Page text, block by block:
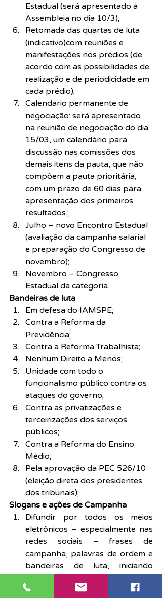
Estadual (será apresentado à
Assembleia no dia 10/3);
Retomada das quartas de luta
(indicativo)com reuniões e
manifestações nos prédios (de
acordo com as possibilidades de
realização e de periodicidade em
cada prédio);
Calendário permanente de
negociação: será apresentado
na reunião de negociação do dia
15/03, um calendário para
discussão nas comissões dos
demais itens da pauta, que não
compõem a pauta prioritária,
com um prazo de 60 dias para
apresentação dos primeiros
resultados.;
Julho – novo Encontro Estadual
(avaliação da campanha salarial
e preparação do Congresso de
novembro);
Novembro – Congresso
Estadual da categoria.
Bandeiras de luta
Em defesa do IAMSPE;
Contra a Reforma da
Previdência;
Contra a Reforma Trabalhista;
Nenhum Direito a Menos;
Unidade com todo o
funcionalismo público contra os
ataques do governo;
Contra as privatizações e
terceirizações dos serviços
públicos;
Contra a Reforma do Ensino
Médio;
Pela aprovação da PEC 526/10
(eleição direta dos presidentes
dos tribunais);
Slogans e ações de Campanha
Difundir por todos os meios
eletrônicos – especialmente nas
redes sociais – frases de
campanha, palavras de ordem e
bandeiras de luta, iniciando
sempre com hashtag +
somosTJSP (#somosTJSP),